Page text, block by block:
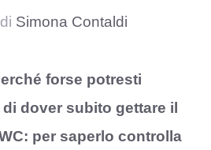
di Simona Contaldi
forse potresti
dover subito gettare il
per saperlo controlla